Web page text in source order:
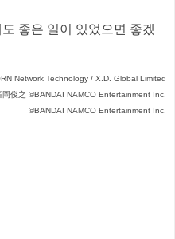
좋은 일이 있었으면 좋겠
Network Technology / X.D. Global Limited
岡俊之 ©BANDAI NAMCO Entertainment Inc.
©BANDAI NAMCO Entertainment Inc.